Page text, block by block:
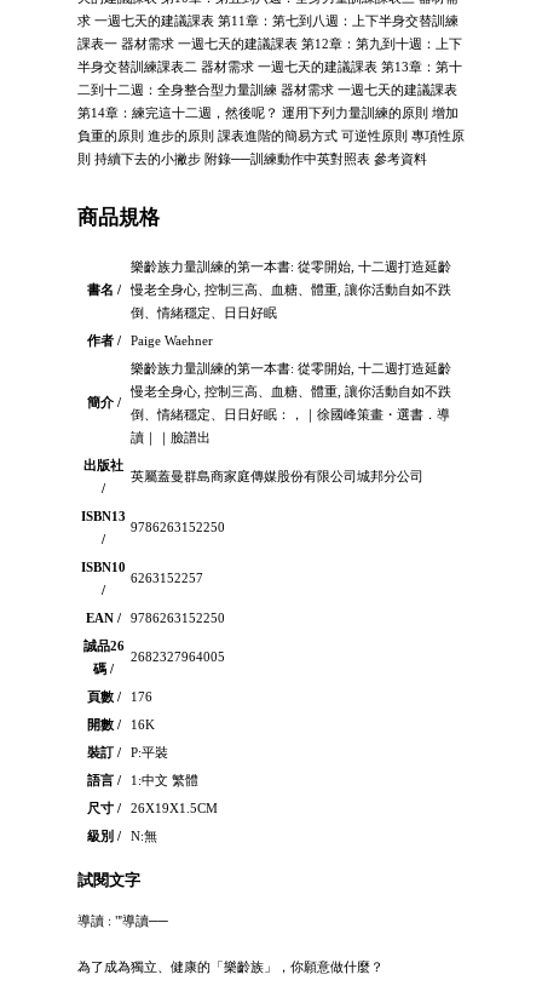
求 一週七天的建議課表 第11章：第七到八週：上下半身交替訓練
課表一 器材需求 一週七天的建議課表 第12章：第九到十週：上下
半身交替訓練課表二 器材需求 一週七天的建議課表 第13章：第十
二到十二週：全身整合型力量訓練 器材需求 一週七天的建議課表
第14章：練完這十二週，然後呢？ 運用下列力量訓練的原則 增加
負重的原則 進步的原則 課表進階的簡易方式 可逆性原則 專項性原
則 持續下去的小撇步 附錄──訓練動作中英對照表 參考資料
商品規格
書名 /
樂齡族力量訓練的第一本書: 從零開始, 十二週打造延齡
慢老全身心, 控制三高、血糖、體重, 讓你活動自如不跌
倒、情緒穩定、日日好眠
作者 /
Paige Waehner
簡介 /
樂齡族力量訓練的第一本書: 從零開始, 十二週打造延齡
慢老全身心, 控制三高、血糖、體重, 讓你活動自如不跌
倒、情緒穩定、日日好眠：，｜徐國峰策畫・選書．導
讀｜｜臉譜出
出版社
/
英屬蓋曼群島商家庭傳媒股份有限公司城邦分公司
ISBN13
/
9786263152250
ISBN10
/
6263152257
EAN /
9786263152250
誠品26
碼 /
2682327964005
頁數 /
176
開數 /
16K
裝訂 /
P:平裝
語言 /
1:中文 繁體
尺寸 /
26X19X1.5CM
級別 /
N:無
試閱文字
導讀 : "'導讀──
為了成為獨立、健康的「樂齡族」，你願意做什麼？